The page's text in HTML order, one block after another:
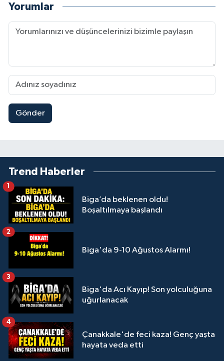
Yorumlar
Gönder
Trend Haberler
Biga’da beklenen oldu!
Boşaltılmaya başlandı
Biga'da 9-10 Ağustos Alarmı!
2
Biga'da Acı Kayıp! Son yolculuğuna
uğurlanacak
3
Çanakkale'de feci kaza! Genç yaşta
hayata veda etti
4